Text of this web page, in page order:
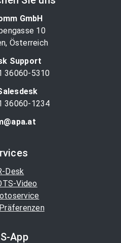
GmbH
10
Österreich
Support
36060-5310
36060-1234
Desk
Video
App